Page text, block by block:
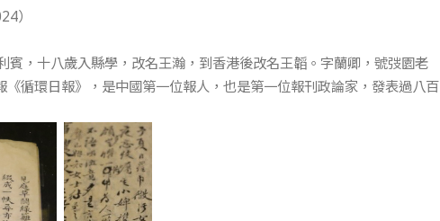
）
，十八歲入縣學，改名王瀚，到香港後改名王韜。字蘭卿，號弢園老
循環日報》，是中國第一位報人，也是第一位報刊政論家，發表過八百